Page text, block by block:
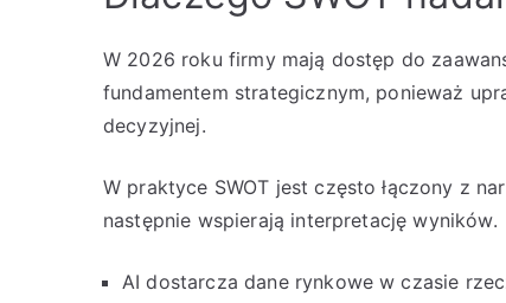
W 2026 roku firmy mają dostęp do
fundamentem strategicznym, ponieważ
decyzyjnej.
W praktyce SWOT jest często łączony z
następnie wspierają interpretację wyników.
AI dostarcza dane rynkowe w czasie